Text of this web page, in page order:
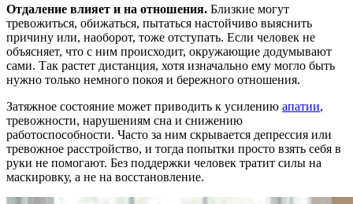
Отдаление влияет и на отношения. Близкие могут
тревожиться, обижаться, пытаться настойчиво выяснить
причину или, наоборот, тоже отступать. Если человек не
объясняет, что с ним происходит, окружающие додумывают
сами. Так растет дистанция, хотя изначально ему могло быть
нужно только немного покоя и бережного отношения.
Затяжное состояние может приводить к усилению апатии,
тревожности, нарушениям сна и снижению
работоспособности. Часто за ним скрывается депрессия или
тревожное расстройство, и тогда попытки просто взять себя в
руки не помогают. Без поддержки человек тратит силы на
маскировку, а не на восстановление.